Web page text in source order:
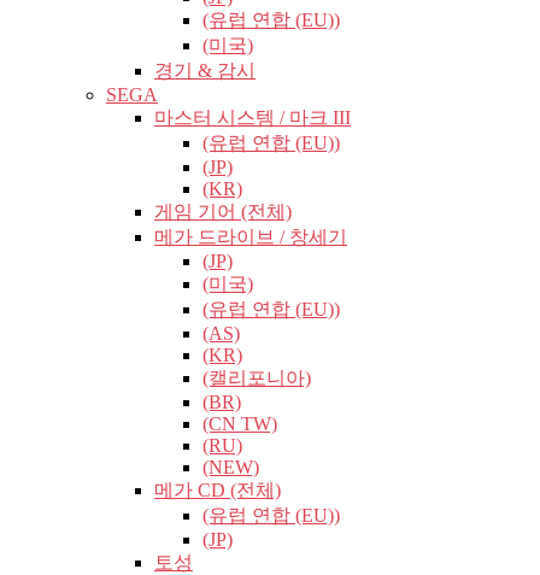
(유럽​​ 연합 (EU))
(미국)
경기 & 감시
SEGA
마스터 시스템 / 마크 III
(유럽​​ 연합 (EU))
(JP)
(KR)
게임 기어 (전체)
메가 드라이브 / 창세기
(JP)
(미국)
(유럽​​ 연합 (EU))
(AS)
(KR)
(캘리포니아)
(BR)
(CN TW)
(RU)
(NEW)
메가 CD (전체)
(유럽​​ 연합 (EU))
(JP)
토성